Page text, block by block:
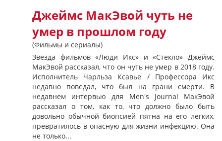
Джеймс МакЭвой чуть не
умер в прошлом году
(Фильмы и сериалы)
Звезда фильмов «Люди Икс» и «Стекло» Джеймс
МакЭвой рассказал, что он чуть не умер в 2018 году.
Исполнитель Чарльза Ксавье / Профессора Икс
недавно поведал, что был на грани смерти. В
недавнем интервью для Men's Journal МакЭвой
рассказал о том, как то, что должно было быть
довольно обычной биопсией пятна на его легких,
превратилось в опасную для жизни инфекцию. Она
не только...